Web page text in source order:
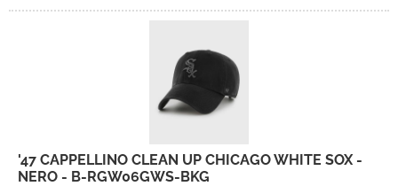
'47 CAPPELLINO CLEAN UP CHICAGO WHITE SOX -
NERO - B-RGW06GWS-BKG